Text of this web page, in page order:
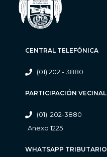
CENTRAL TELEFÓNICA
(01) 202 - 3880
PARTICIPACIÓN VECINAL
(01) 202-3880
Anexo 1225
WHATSAPP TRIBUTARIO